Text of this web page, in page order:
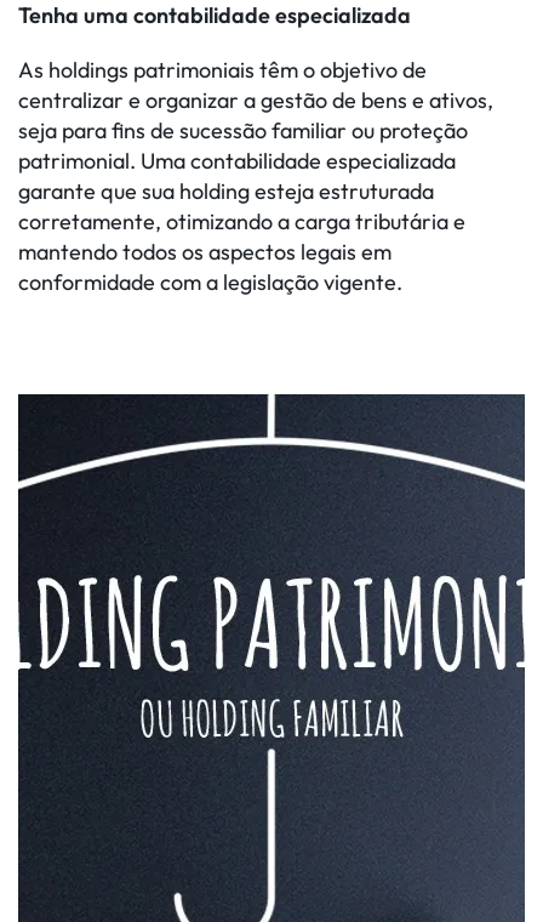
Tenha uma contabilidade especializada
As holdings patrimoniais têm o objetivo de
centralizar e organizar a gestão de bens e ativos,
seja para fins de sucessão familiar ou proteção
patrimonial. Uma contabilidade especializada
garante que sua holding esteja estruturada
corretamente, otimizando a carga tributária e
mantendo todos os aspectos legais em
conformidade com a legislação vigente.